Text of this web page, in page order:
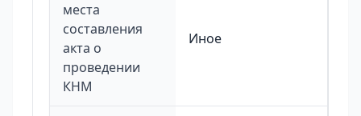
места
составления
акта о
проведении
КНМ
Иное